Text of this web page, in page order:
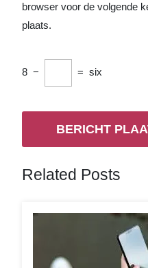
browser voor de volgende
plaats.
8 − = six
Related Posts